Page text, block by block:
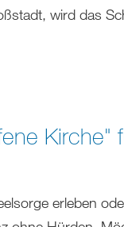
wird das
Kirche"
erleben